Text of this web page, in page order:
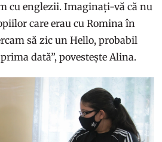
cu englezii. Imaginați-vă că nu
care erau cu Romina în
să zic un Hello, probabil
dată”, povestește Alina.